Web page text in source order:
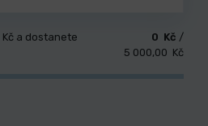
a dostanete
0 Kč /
5 000,00 Kč